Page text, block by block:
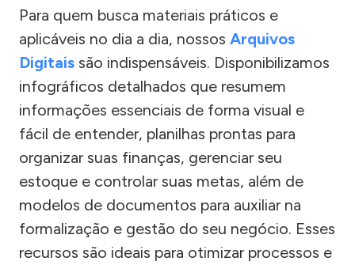
Para quem busca materiais práticos e
aplicáveis no dia a dia, nossos Arquivos
Digitais são indispensáveis. Disponibilizamos
infográficos detalhados que resumem
informações essenciais de forma visual e
fácil de entender, planilhas prontas para
organizar suas finanças, gerenciar seu
estoque e controlar suas metas, além de
modelos de documentos para auxiliar na
formalização e gestão do seu negócio. Esses
recursos são ideais para otimizar processos e